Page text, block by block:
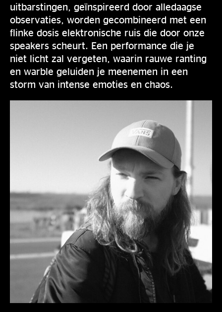
uitbarstingen, geïnspireerd door alledaagse
observaties, worden gecombineerd met een
flinke dosis elektronische ruis die door onze
speakers scheurt. Een performance die je
niet licht zal vergeten, waarin rauwe ranting
en warble geluiden je meenemen in een
storm van intense emoties en chaos.